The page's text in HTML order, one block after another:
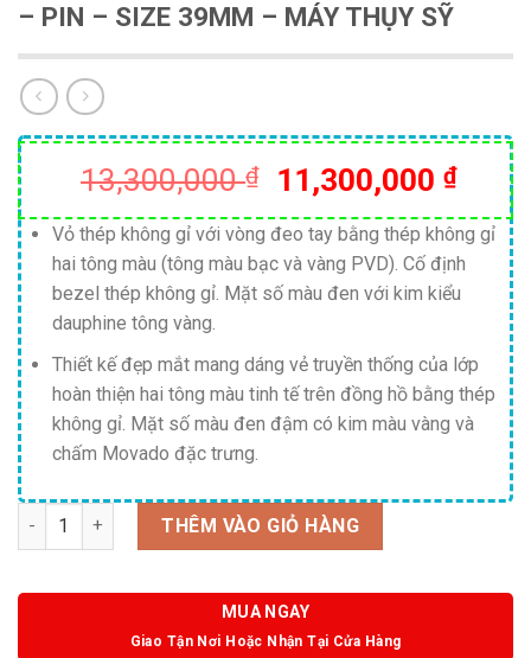
– PIN – SIZE 39MM – MÁY THỤY SỸ
13,300,000₫
Giá
gốc
là:
13,300,000 ₫.
11,300,000 ₫Giá
hiện
tại
là:
Vỏ thép không gỉ với vòng đeo tay bằng thép không gỉ
hai tông màu (tông màu bạc và vàng PVD). Cố định
bezel thép không gỉ. Mặt số màu đen với kim kiểu
dauphine tông vàng.
Thiết kế đẹp mắt mang dáng vẻ truyền thống của lớp
hoàn thiện hai tông màu tinh tế trên đồng hồ bằng thép
không gỉ. Mặt số màu đen đậm có kim màu vàng và
chấm Movado đặc trưng.
Số lượng THÊM VÀO GIỎ HÀNG
MUA NGAY
Giao Tận Nơi Hoặc Nhận Tại Cửa Hàng